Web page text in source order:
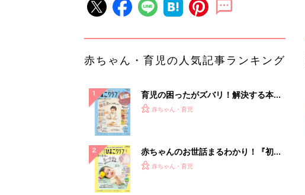
赤ちゃん・育児の人気記事ランキング
育児の困ったがズバリ！解決する本
『ひよこクラブ 秋号』 4カ月～2才
赤ちゃん・育児
赤ちゃんのお世話まるわかり！『初め
てのひよこクラブ 夏号』〈巻頭大特
赤ちゃん・育児